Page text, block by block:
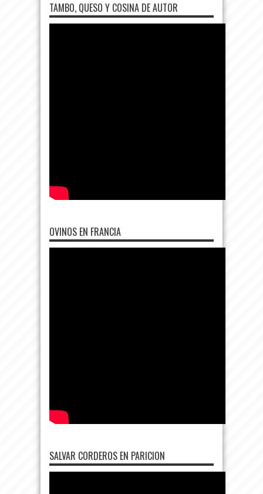
TAMBO, QUESO Y COSINA DE AUTOR
OVINOS EN FRANCIA
SALVAR CORDEROS EN PARICION